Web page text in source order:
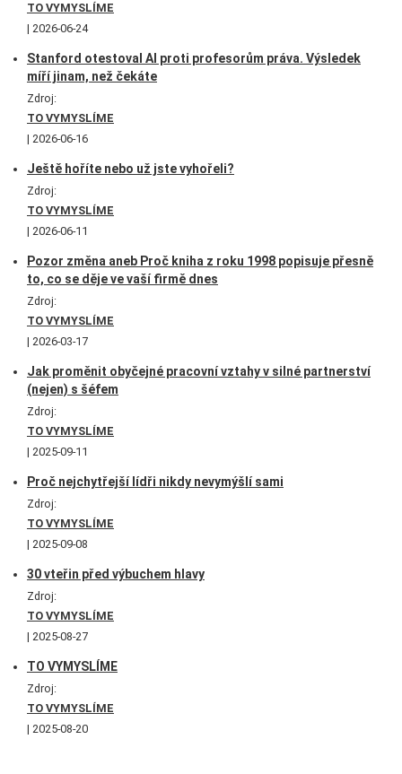
TO VYMYSLÍME
2026-06-24
Stanford otestoval AI proti profesorům práva. Výsledek
míří jinam, než čekáte
Zdroj:
TO VYMYSLÍME
2026-06-16
Ještě hoříte nebo už jste vyhořeli?
Zdroj:
TO VYMYSLÍME
2026-06-11
Pozor změna aneb Proč kniha z roku 1998 popisuje přesně
to, co se děje ve vaší firmě dnes
Zdroj:
TO VYMYSLÍME
2026-03-17
Jak proměnit obyčejné pracovní vztahy v silné partnerství
(nejen) s šéfem
Zdroj:
TO VYMYSLÍME
2025-09-11
Proč nejchytřejší lídři nikdy nevymýšlí sami
Zdroj:
TO VYMYSLÍME
2025-09-08
30 vteřin před výbuchem hlavy
Zdroj:
TO VYMYSLÍME
2025-08-27
TO VYMYSLÍME
Zdroj:
TO VYMYSLÍME
2025-08-20